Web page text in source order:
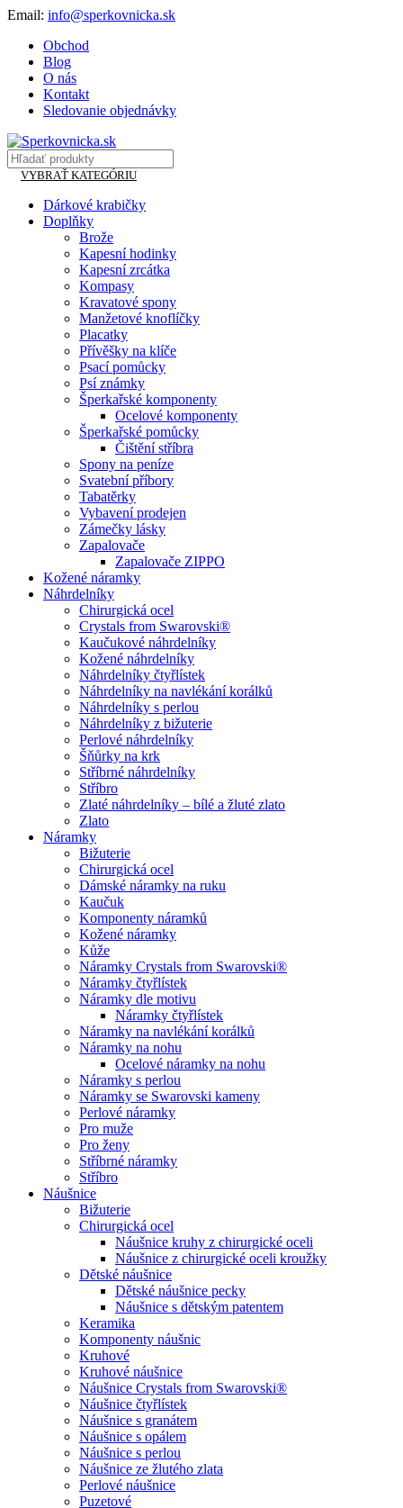
Email: info@sperkovnicka.sk
Obchod
Blog
O nás
Kontakt
Sledovanie objednávky
VYBRAŤ KATEGÓRIU
Dárkové krabičky
Doplňky
Brože
Kapesní hodinky
Kapesní zrcátka
Kompasy
Kravatové spony
Manžetové knoflíčky
Placatky
Přívěšky na klíče
Psací pomůcky
Psí známky
Šperkařské komponenty
Ocelové komponenty
Šperkařské pomůcky
Čištění stříbra
Spony na peníze
Svatební příbory
Tabatěrky
Vybavení prodejen
Zámečky lásky
Zapalovače
Zapalovače ZIPPO
Kožené náramky
Náhrdelníky
Chirurgická ocel
Crystals from Swarovski®
Kaučukové náhrdelníky
Kožené náhrdelníky
Náhrdelníky čtyřlístek
Náhrdelníky na navlékání korálků
Náhrdelníky s perlou
Náhrdelníky z bižuterie
Perlové náhrdelníky
Šňůrky na krk
Stříbrné náhrdelníky
Stříbro
Zlaté náhrdelníky – bílé a žluté zlato
Zlato
Náramky
Bižuterie
Chirurgická ocel
Dámské náramky na ruku
Kaučuk
Komponenty náramků
Kožené náramky
Kůže
Náramky Crystals from Swarovski®
Náramky čtyřlístek
Náramky dle motivu
Náramky čtyřlístek
Náramky na navlékání korálků
Náramky na nohu
Ocelové náramky na nohu
Náramky s perlou
Náramky se Swarovski kameny
Perlové náramky
Pro muže
Pro ženy
Stříbrné náramky
Stříbro
Náušnice
Bižuterie
Chirurgická ocel
Náušnice kruhy z chirurgické oceli
Náušnice z chirurgické oceli kroužky
Dětské náušnice
Dětské náušnice pecky
Náušnice s dětským patentem
Keramika
Komponenty náušnic
Kruhové
Kruhové náušnice
Náušnice Crystals from Swarovski®
Náušnice čtyřlístek
Náušnice s granátem
Náušnice s opálem
Náušnice s perlou
Náušnice ze žlutého zlata
Perlové náušnice
Puzetové